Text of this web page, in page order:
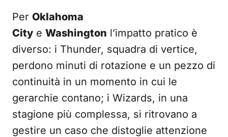
Per Oklahoma
City e Washington l’impatto pratico è
diverso: i Thunder, squadra di vertice,
perdono minuti di rotazione e un pezzo di
continuità in un momento in cui le
gerarchie contano; i Wizards, in una
stagione più complessa, si ritrovano a
gestire un caso che distoglie attenzione